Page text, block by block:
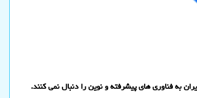
به فناوری های پیشرفته و نوین را دنبال نمی کنند.